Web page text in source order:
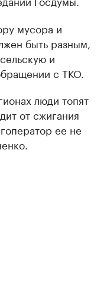
мусора и
быть разным,
и
с ТКО.
люди топят
от сжигания
ее не